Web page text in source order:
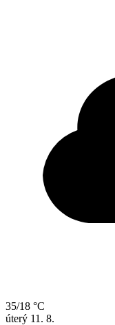
35/18 °C
úterý 11. 8.